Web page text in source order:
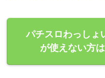
パチスロわっしょ
が使えない方